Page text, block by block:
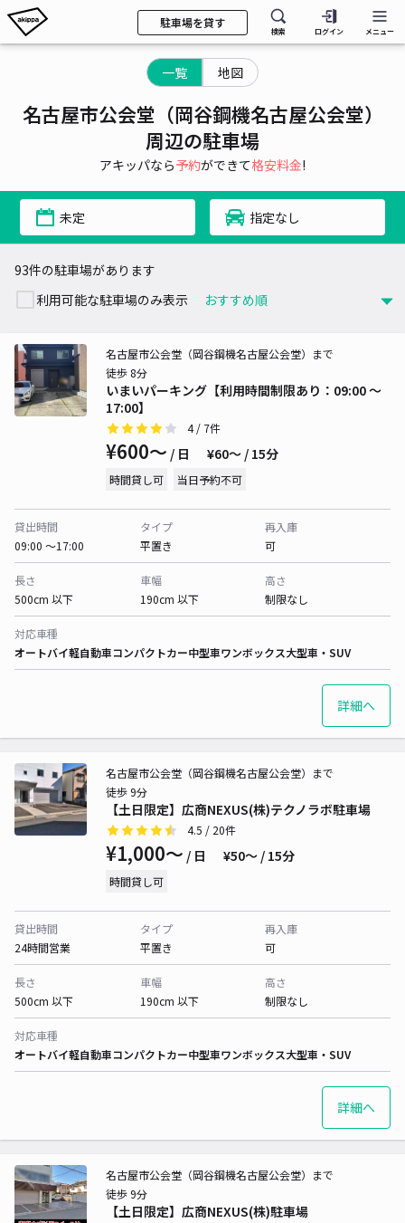
駐車場を貸す
検索 ログイン メニュー
一覧 地図
名古屋市公会堂（岡谷鋼機名古屋公会堂）
周辺の駐車場
アキッパなら予約ができて格安料金!
未定 指定なし
93件の駐車場があります
利用可能な駐車場のみ表示
いまいパーキング【利用時間制限あり：09:00 〜
17:00】
名古屋市公会堂（岡谷鋼機名古屋公会堂）まで
徒歩 8分
4/ 7件
¥600〜 / 日 ¥60〜 / 15分
時間貸し可 当日予約不可
貸出時間
09:00 〜17:00
タイプ
平置き
再入庫
可
長さ
500cm 以下
車幅
190cm 以下
高さ
制限なし
対応車種
オートバイ軽自動車コンパクトカー中型車ワンボックス大型車・SUV
詳細へ
【土日限定】広商NEXUS(株)テクノラボ駐車場
名古屋市公会堂（岡谷鋼機名古屋公会堂）まで
徒歩 9分
4.5 / 20件
¥1,000〜 / 日 ¥50〜 / 15分
時間貸し可
貸出時間
24時間営業
タイプ
平置き
再入庫
可
長さ
500cm 以下
車幅
190cm 以下
高さ
制限なし
対応車種
オートバイ軽自動車コンパクトカー中型車ワンボックス大型車・SUV
詳細へ
【土日限定】広商NEXUS(株)駐車場
名古屋市公会堂（岡谷鋼機名古屋公会堂）まで
徒歩 9分